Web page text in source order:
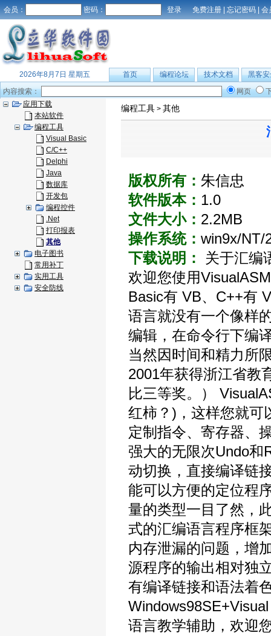
会员： 密码： 免费注册 | 忘记密码 | 会
2026年8月7日 星期五 首页 编程论坛 技术文档
黑客安
内容搜索：
网页
应用下载
本站软件
编程工具
Visual Basic
C/C++
Delphi
Java
数据库
开发包
编程控件
.Net
打印报表
其他
电子图书
常用补丁
实用工具
安全防线
编程工具 > 其他
版权所有： 朱信忠
软件版本： 1.0
文件大小： 2.2MB
操作系统： win9x/NT/
下载说明：
关于汇编
欢迎您使用
Basic有 VB、C++有
语言就没有一个像样
编辑，在命令行下编
当然因时间和精力所
2001年获得浙江省教
比三等奖。）
红柿？)，这样您就可
定制指令、寄存器、
强大的无限次Undo和
动切换，直接编译链
能可以方便的定位程
量的类型一目了然，
式的汇编语言程序框
内存泄漏的问题，增
源程序的输出相对独
有编译链接和语法着
语言教学辅助，欢迎